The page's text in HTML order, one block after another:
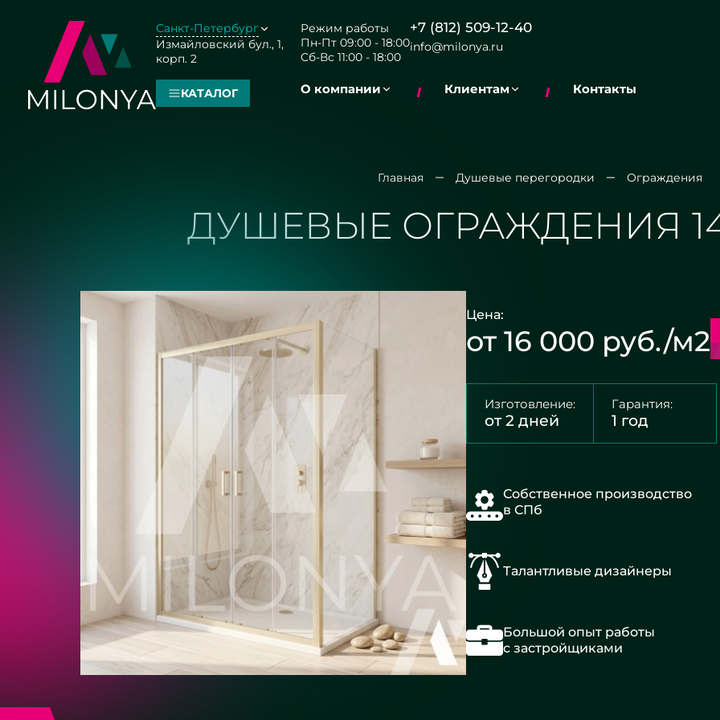
Санкт-Петербург
Измайловский бул., 1,
корп. 2
Режим работы
Пн-Пт 09:00 - 18:00
Сб-Вс 11:00 - 18:00
+7 (812) 509-12-40
info@milonya.ru
КАТАЛОГ О компании Клиентам Контакты
Главная Душевые перегородки Ограждения
ДУШЕВЫЕ ОГРАЖДЕНИЯ
Цена:
от 16 000 руб./м2
Изготовление:
от 2 дней
Гарантия:
1 год
Собственное производство
в СПб
Талантливые дизайнеры
Большой опыт работы
с застройщиками
Золото